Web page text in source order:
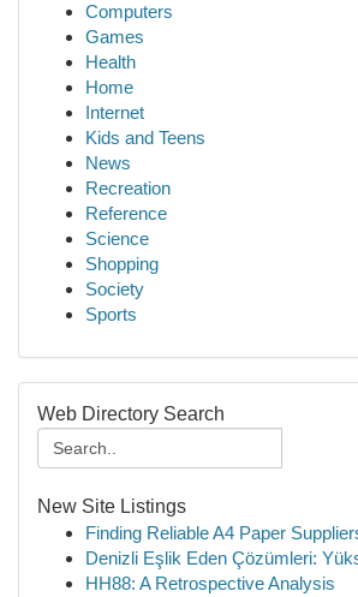
Computers
Games
Health
Home
Internet
Kids and Teens
News
Recreation
Reference
Science
Shopping
Society
Sports
Web Directory Search
New Site Listings
Finding Reliable A4 Paper
Denizli Eşlik Eden Çözümleri:
HH88: A Retrospective Analysis